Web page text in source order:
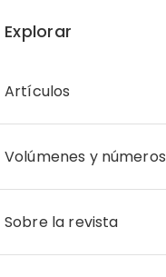
Explorar
Artículos
Volúmenes y números
Sobre la revista